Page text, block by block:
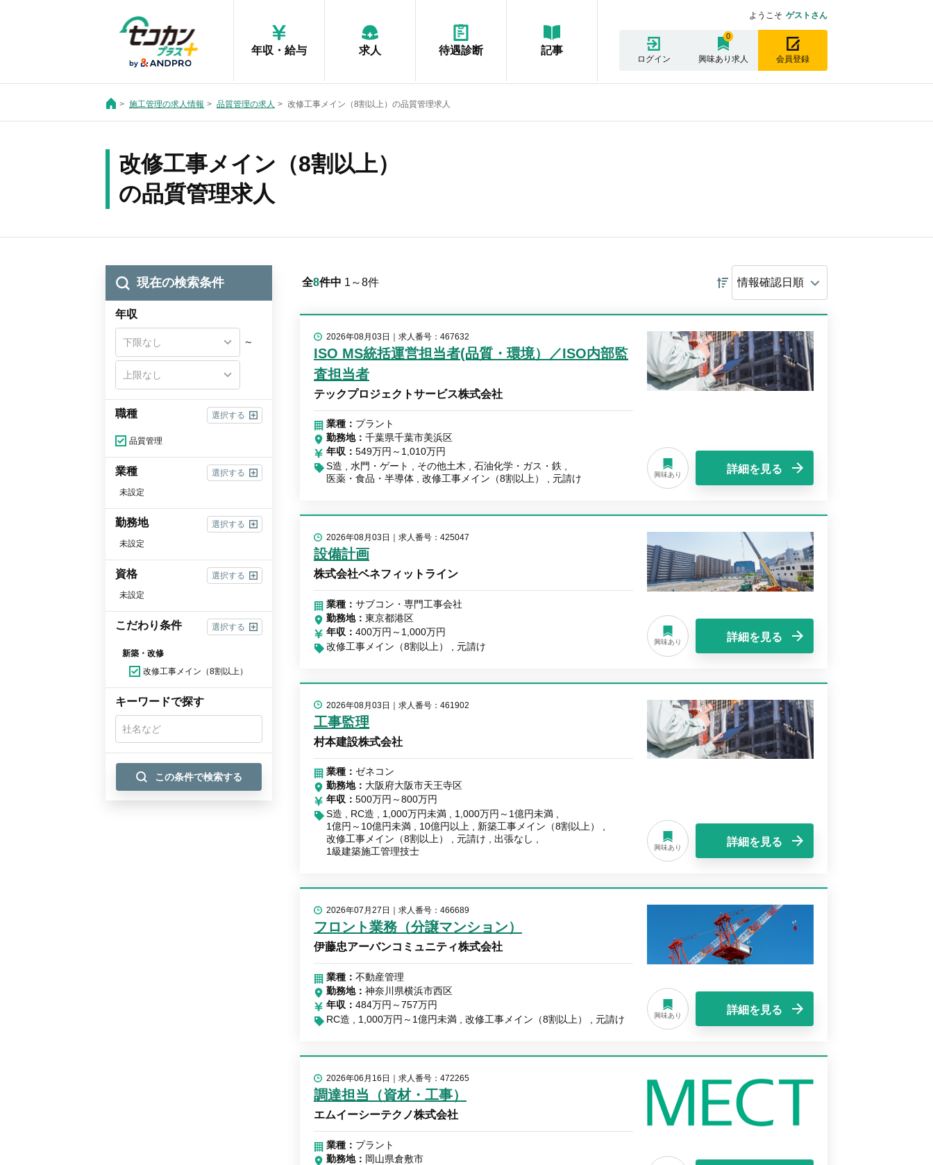
年収・給与 求人 待遇診断 記事
ようこそ ゲストさん
ログイン 興味あり求人
0
会員登録
施工管理の求人情報 品質管理の求人 改修工事メイン（8割以上）の品質管理求人
改修工事メイン（8割以上）
の品質管理求人
現在の検索条件
年収
～
職種 選択する
品質管理
業種
選択する
未設定
勤務地
選択する
未設定
資格
選択する
未設定
こだわり条件 選択する
新築・改修
改修工事メイン（8割以上）
キーワードで探す
この条件で検索する
全8件中 1～8件
2026年08月03日 求人番号：467632
ISO MS統括運営担当者(品質・環境）／ISO内部監
査担当者
テックプロジェクトサービス株式会社
業種： プラント
勤務地
千葉県千葉市美浜区
年収
549万円～1,010万円
S造
水門・ゲート その他土木
石油化学・ガス・鉄
医薬・食品・半導体
改修工事メイン（8割以上） 元請け 興味あり 詳細を見る
2026年08月03日 求人番号：425047
設備計画
株式会社ベネフィットライン
業種： サブコン・専門工事会社
勤務地
東京都港区
年収
400万円～1,000万円
改修工事メイン（8割以上）
元請け 興味あり 詳細を見る
2026年08月03日 求人番号：461902
工事監理
村本建設株式会社
業種： ゼネコン
勤務地
大阪府大阪市天王寺区
年収
500万円～800万円
S造
RC造 1,000万円未満
1,000万円～1億円未満
1億円～10億円未満
10億円以上
新築工事メイン（8割以上）
改修工事メイン（8割以上）
元請け
出張なし
1級建築施工管理技士
興味あり 詳細を見る
2026年07月27日 求人番号：466689
フロント業務（分譲マンション）
伊藤忠アーバンコミュニティ株式会社
業種： 不動産管理
勤務地
神奈川県横浜市西区
年収
484万円～757万円
RC造
1,000万円～1億円未満 改修工事メイン（8割以上） 元請け 興味あり 詳細を見る
2026年06月16日 求人番号：472265
調達担当（資材・工事）
エムイーシーテクノ株式会社
業種： プラント
勤務地
岡山県倉敷市